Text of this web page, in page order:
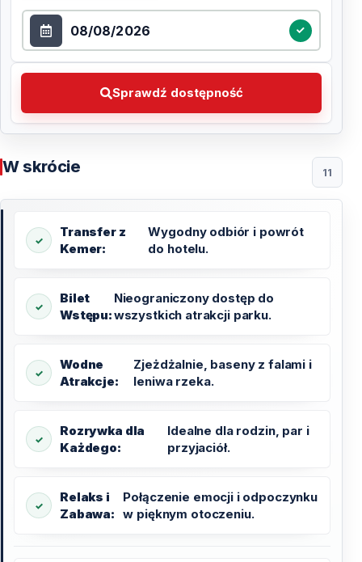
Wybierz datę
Sprawdź dostępność
Sprawdź dostępność Wybierz preferowaną datę
W skrócie 11
Transfer z
Kemer:
Wygodny odbiór i powrót
do hotelu.
Bilet
Wstępu:
Nieograniczony dostęp do
wszystkich atrakcji parku.
Wodne
Atrakcje:
Zjeżdżalnie, baseny z falami i
leniwa rzeka.
Rozrywka dla
Każdego:
Idealne dla rodzin, par i
przyjaciół.
Relaks i
Zabawa:
Połączenie emocji i odpoczynku
w pięknym otoczeniu.